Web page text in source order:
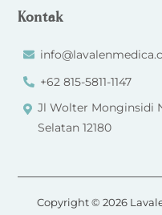
Kontak
+62 815-5811-1147
Jl Wolter Monginsidi
Selatan 12180
Copyright © 2026